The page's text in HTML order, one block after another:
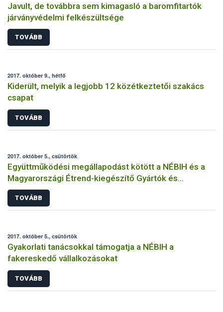
Javult, de továbbra sem kimagasló a baromfitartók
járványvédelmi felkészültsége
TOVÁBB
2017. október 9., hétfő
Kiderült, melyik a legjobb 12 közétkeztetői szakács
csapat
TOVÁBB
2017. október 5., csütörtök
Együttműködési megállapodást kötött a NÉBIH és a
Magyarországi Étrend-kiegészítő Gyártók és
Forgalmazók Egyesülete
TOVÁBB
2017. október 5., csütörtök
Gyakorlati tanácsokkal támogatja a NÉBIH a
fakereskedő vállalkozásokat
TOVÁBB